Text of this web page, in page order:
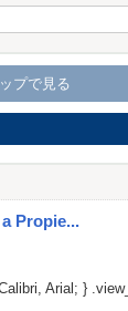
プで見る
Propie...
Arial; }